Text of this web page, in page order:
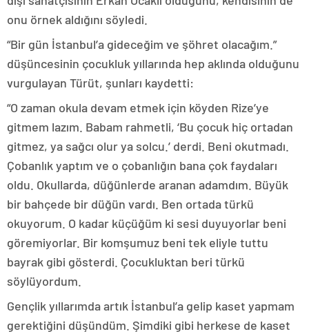
onu örnek aldığını söyledi.
“Bir gün İstanbul’a gideceğim ve şöhret olacağım.”
düşüncesinin çocukluk yıllarında hep aklında olduğunu
vurgulayan Türüt, şunları kaydetti:
“O zaman okula devam etmek için köyden Rize’ye
gitmem lazım. Babam rahmetli, ‘Bu çocuk hiç ortadan
gitmez, ya sağcı olur ya solcu.’ derdi. Beni okutmadı.
Çobanlık yaptım ve o çobanlığın bana çok faydaları
oldu. Okullarda, düğünlerde aranan adamdım. Büyük
bir bahçede bir düğün vardı. Ben ortada türkü
okuyorum. O kadar küçüğüm ki sesi duyuyorlar beni
göremiyorlar. Bir komşumuz beni tek eliyle tuttu
bayrak gibi gösterdi. Çocukluktan beri türkü
söylüyordum.
Gençlik yıllarımda artık İstanbul’a gelip kaset yapmam
gerektiğini düşündüm. Şimdiki gibi herkese de kaset